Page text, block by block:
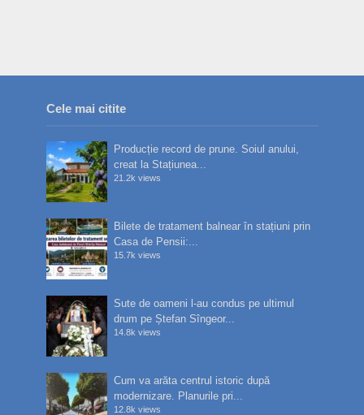
Cele mai citite
Producție record de prune. Soiul anului,
creat la Stațiunea...
21.2k views
Bilete de tratament balnear în stațiuni prin
Casa de Pensii:...
15.7k views
Sute de oameni l-au condus pe ultimul
drum pe Ștefan Sîngeor...
14.8k views
Cum va arăta centrul istoric după
modernizare. Planurile pri...
12.8k views